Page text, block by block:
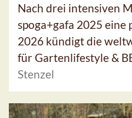
Nach drei intensiven
spoga+gafa 2025 eine
2026 kündigt die
für Gartenlifestyle &
Stenzel